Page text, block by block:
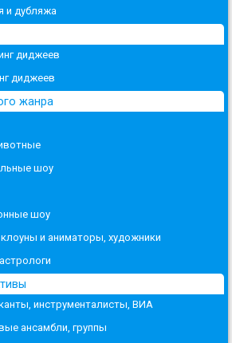
и дубляжа
диджеев
диджеев
жанра
шоу
шоу
и аниматоры, художники
инструменталисты, ВИА
ансамбли, группы